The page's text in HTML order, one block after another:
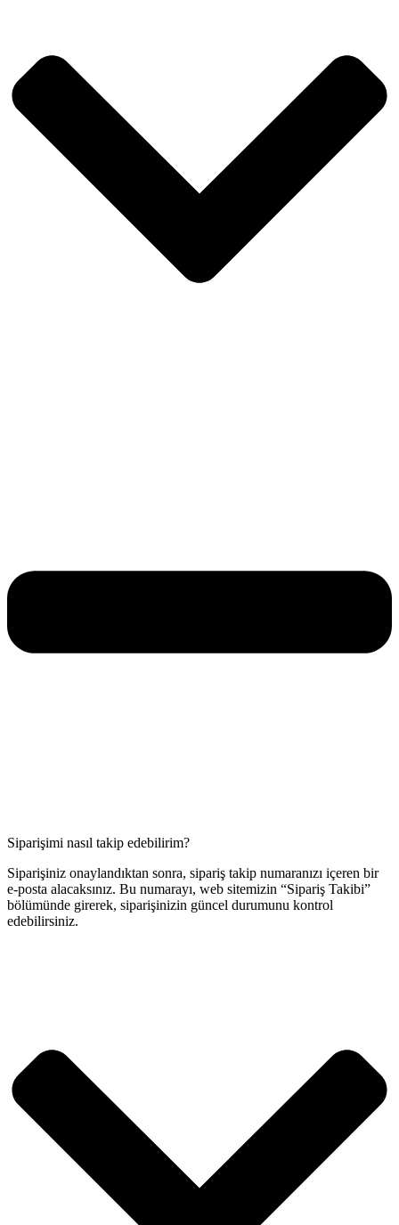
Siparişimi nasıl takip edebilirim?
Siparişiniz onaylandıktan sonra, sipariş takip numaranızı içeren bir
e-posta alacaksınız. Bu numarayı, web sitemizin “Sipariş Takibi”
bölümünde girerek, siparişinizin güncel durumunu kontrol
edebilirsiniz.